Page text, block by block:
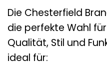
Die Chesterfield
die perfekte Wahl
Qualität, Stil und
ideal für: